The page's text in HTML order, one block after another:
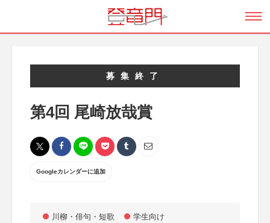
募集終了
第4回 尾崎放哉賞
Googleカレンダーに追加
川柳・俳句・短歌 学生向け